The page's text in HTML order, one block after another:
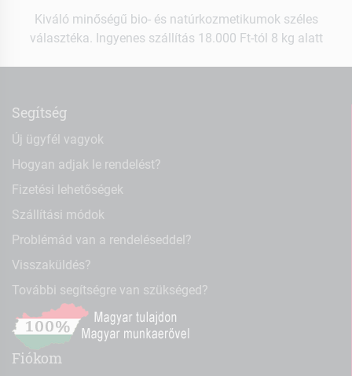
Kiváló minőségű bio- és natúrkozmetikumok széles
választéka. Ingyenes szállítás 18.000 Ft-tól 8 kg alatt
Segítség
Új ügyfél vagyok
Hogyan adjak le rendelést?
Fizetési lehetőségek
Szállítási módok
Problémád van a rendeléseddel?
Visszaküldés?
További segítségre van szükséged?
Fiókom